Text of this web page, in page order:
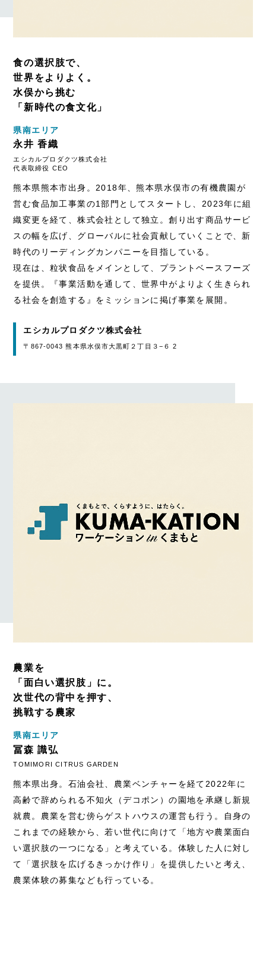
食の選択肢で、
世界をよりよく。
水俣から挑む
「新時代の食文化」
県南エリア
永井 香織
エシカルプロダクツ株式会社
代表取締役 CEO
熊本県熊本市出身。2018年、熊本県水俣市の有機農園が
営む食品加工事業の1部門としてスタートし、2023年に組
織変更を経て、株式会社として独立。創り出す商品サービ
スの幅を広げ、グローバルに社会貢献していくことで、新
時代のリーディングカンパニーを目指している。
現在は、粒状食品をメインとして、プラントベースフーズ
を提供。『事業活動を通して、世界中がよりよく生きられ
る社会を創造する』をミッションに掲げ事業を展開。
エシカルプロダクツ株式会社
〒867-0043 熊本県水俣市大黒町２丁目３−６ 2
農業を
「面白い選択肢」に。
次世代の背中を押す、
挑戦する農家
県南エリア
冨森 識弘
TOMIMORI CITRUS GARDEN
熊本県出身。石油会社、農業ベンチャーを経て2022年に
高齢で辞められる不知火（デコポン）の園地を承継し新規
就農。農業を営む傍らゲストハウスの運営も行う。自身の
これまでの経験から、若い世代に向けて「地方や農業面白
い選択肢の一つになる」と考えている。体験した人に対し
て「選択肢を広げるきっかけ作り」を提供したいと考え、
農業体験の募集なども行っている。